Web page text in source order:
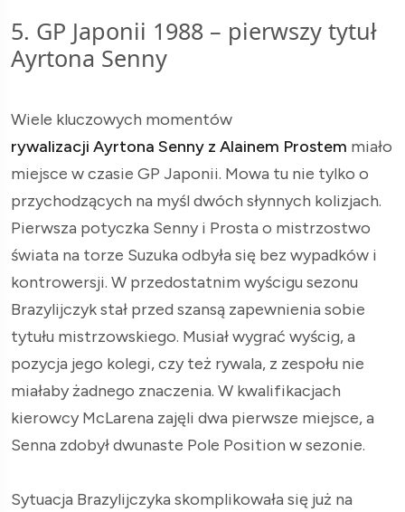
5. GP Japonii 1988 – pierwszy tytuł
Ayrtona Senny
Wiele kluczowych momentów
rywalizacji Ayrtona Senny z Alainem Prostem miało
miejsce w czasie GP Japonii. Mowa tu nie tylko o
przychodzących na myśl dwóch słynnych kolizjach.
Pierwsza potyczka Senny i Prosta o mistrzostwo
świata na torze Suzuka odbyła się bez wypadków i
kontrowersji. W przedostatnim wyścigu sezonu
Brazylijczyk stał przed szansą zapewnienia sobie
tytułu mistrzowskiego. Musiał wygrać wyścig, a
pozycja jego kolegi, czy też rywala, z zespołu nie
miałaby żadnego znaczenia. W kwalifikacjach
kierowcy McLarena zajęli dwa pierwsze miejsce, a
Senna zdobył dwunaste Pole Position w sezonie.
Sytuacja Brazylijczyka skomplikowała się już na